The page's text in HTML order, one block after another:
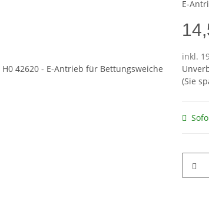
E-
inkl.
(Sie